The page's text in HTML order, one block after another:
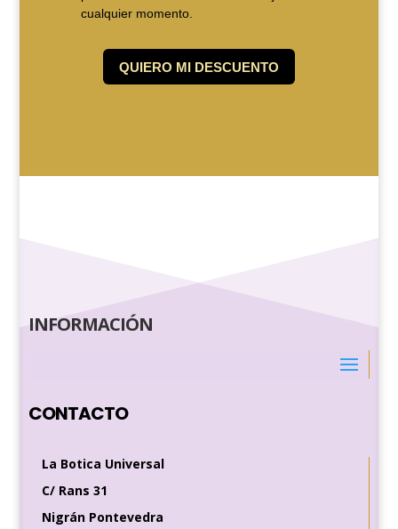
INFORMACIÓN
CONTACTO
La Botica Universal
C/ Rans 31
Nigrán Pontevedra